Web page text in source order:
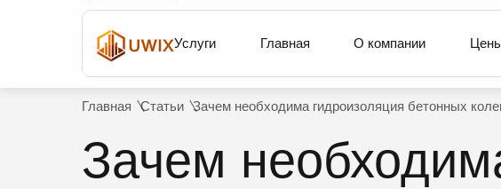
Услуги Главная О компании
Главная Статьи Зачем необходима гидроизоляция бетонных
Зачем